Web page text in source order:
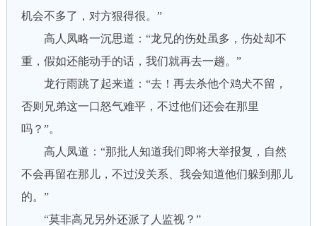
机会不多了，对方狠得很。”
高人凤略一沉思道：“龙兄的伤处虽多，伤处却不
重，假如还能动手的话，我们就再去一趟。”
龙行雨跳了起来道：“去！再去杀他个鸡犬不留，
否则兄弟这一口怒气难平，不过他们还会在那里
吗？”。
高人凤道：“那批人知道我们即将大举报复，自然
不会再留在那儿，不过没关系、我会知道他们躲到那儿
的。”
“莫非高兄另外还派了人监视？”